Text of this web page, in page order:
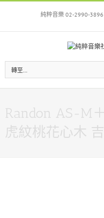
Skip
純粹音樂 02-2990-3896
轉至...
Randon AS-M
虎紋桃花心木